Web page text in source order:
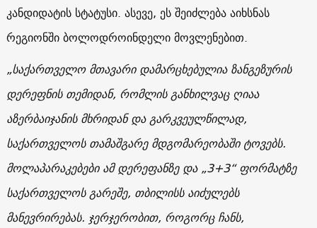
კანდიდატის სტატუსი. ასევე, ეს შეიძლება აიხსნას
რეგიონში ბოლოდროინდელი მოვლენებით.
„საქართველო მთავარი დამარცხებულია ზანგეზურის
დერეფნის თემიდან, რომლის განხილვაც ღიაა
აზერბაიჯანის მხრიდან და გარკვეულწილად,
საქართველოს თამაშგარე მდგომარეობაში ტოვებს.
მოლაპარაკებები ამ დერეფანზე და „3+3“ ფორმატზე
საქართველოს გარეშე, თბილისს აიძულებს
მანევრირებას. ჯერჯერობით, როგორც ჩანს,